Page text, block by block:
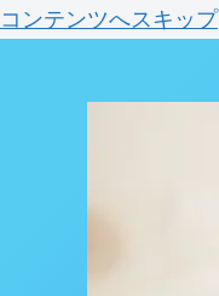
コンテンツへスキップ